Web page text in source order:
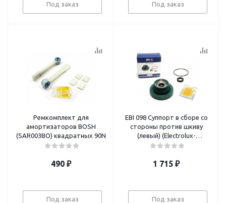
Под заказ Под заказ
Ремкомплект для
амортизаторов BOSH
(SAR003BO) квадратных 90N
490₽
Под заказ
EBI 098 Суппорт в сборе со
стороны против шкиву
(левый) (Electrolux-
4071430963) (6203)
1 715 ₽
Под заказ